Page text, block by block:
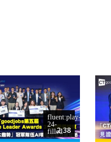
2:38